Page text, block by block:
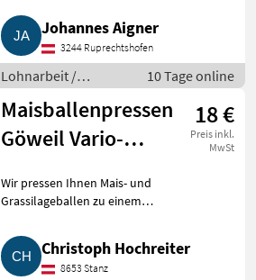
ausschließlich Mantelfolie und
25 my Wickelfolie. Auf Wunsch
organisieren wir
Johannes Aigner
3244 Ruprechtshofen
Lohnarbeit /
Maisballen pressen
10 Tage online
Maisballenpressen
Göweil Vario-
18 €
Preis inkl.
MwSt
Wir pressen Ihnen Mais- und
Grassilageballen zu einem
Maisballen pressen
Christoph Hochreiter
8653 Stanz